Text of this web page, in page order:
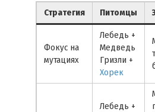
Стратегия Питомцы
Фокус на
мутациях
Лебедь +
Медведь
Гризли +
Хорек
Лебедь +